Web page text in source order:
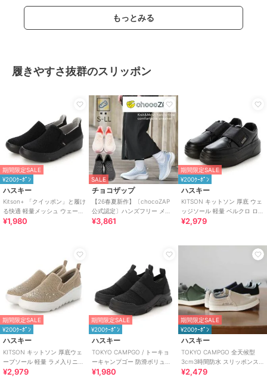
もっとみる
履きやすさ抜群のスリッポン
期間限定SALE
¥200ｸｰﾎﾟﾝ
ハスキー
Kitson+ 「クイッポン」と履け
る快適 軽量メッシュ ウェーブ
ソール スリッポン スニーカー
¥1,980
SALE
チョコザップ
【26春夏新作】〔chocoZAP
公式認定〕ハンズフリー メッ
シュニット スリッポン
¥3,861
期間限定SALE
¥200ｸｰﾎﾟﾝ
ハスキー
KITSON キットソン 厚底 ウェ
ッジソール 軽量 ベルクロ ロー
カットスリッポン スニーカー
¥2,979
期間限定SALE
¥200ｸｰﾎﾟﾝ
ハスキー
KITSON キットソン 厚底ウェ
ーブソール 軽量 ラメ入りニッ
ト スリッポン
¥2,979
期間限定SALE
¥200ｸｰﾎﾟﾝ
ハスキー
TOKYO CAMPGO / トーキョ
ーキャンプゴー 防滑ボリュー
ムソール 防水スリッポンスニ
¥1,980
期間限定SALE
¥200ｸｰﾎﾟﾝ
ハスキー
TOKYO CAMPGO 全天候型
3cm3時間防水 スリッポンス
ニーカー
¥2,479